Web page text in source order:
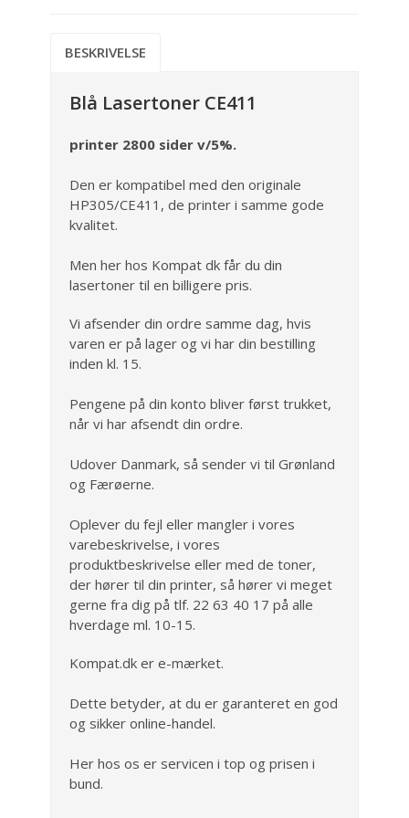
BESKRIVELSE
Blå Lasertoner CE411
printer 2800 sider v/5%.
Den er kompatibel med den originale
HP305/CE411, de printer i samme gode
kvalitet.
Men her hos Kompat dk får du din
lasertoner til en billigere pris.
Vi afsender din ordre samme dag, hvis
varen er på lager og vi har din bestilling
inden kl. 15.
Pengene på din konto bliver først trukket,
når vi har afsendt din ordre.
Udover Danmark, så sender vi til Grønland
og Færøerne.
Oplever du fejl eller mangler i vores
varebeskrivelse, i vores
produktbeskrivelse eller med de toner,
der hører til din printer, så hører vi meget
gerne fra dig på tlf. 22 63 40 17 på alle
hverdage ml. 10-15.
Kompat.dk er e-mærket.
Dette betyder, at du er garanteret en god
og sikker online-handel.
Her hos os er servicen i top og prisen i
bund.